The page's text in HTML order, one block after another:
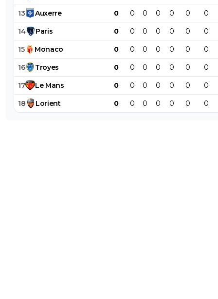
13 Auxerre 0 0 0 0 0 0 0
14 Paris 0 0 0 0 0 0 0
15 Monaco 0 0 0 0 0 0 0
16 Troyes 0 0 0 0 0 0 0
17 Le Mans 0 0 0 0 0 0 0
18 Lorient 0 0 0 0 0 0 0